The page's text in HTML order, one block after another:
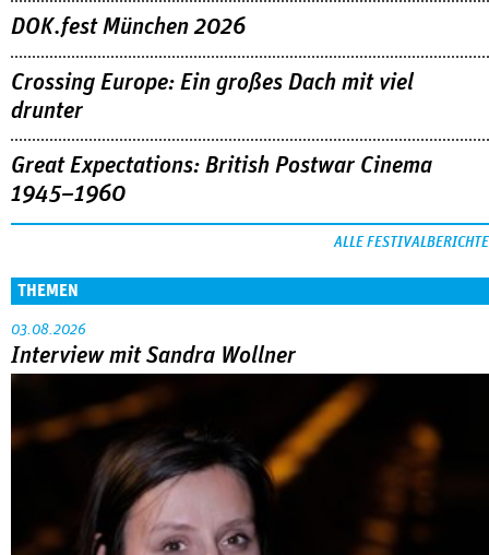
DOK.fest München 2026
Crossing Europe: Ein großes Dach mit viel
drunter
Great Expectations: British Postwar Cinema
1945–1960
ALLE FESTIVALBERICHTE
THEMEN
03.08.2026
Interview mit Sandra Wollner